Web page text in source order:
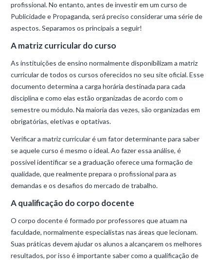
profissional. No entanto, antes de investir em um curso de
Publicidade e Propaganda, será preciso considerar uma série de
aspectos. Separamos os principais a seguir!
A matriz curricular do curso
As instituições de ensino normalmente disponibilizam a matriz
curricular de todos os cursos oferecidos no seu site oficial. Esse
documento determina a carga horária destinada para cada
disciplina e como elas estão organizadas de acordo com o
semestre ou módulo. Na maioria das vezes, são organizadas em
obrigatórias, eletivas e optativas.
Verificar a matriz curricular é um fator determinante para saber
se aquele curso é mesmo o ideal. Ao fazer essa análise, é
possível identificar se a graduação oferece uma formação de
qualidade, que realmente prepara o profissional para as
demandas e os desafios do mercado de trabalho.
A qualificação do corpo docente
O corpo docente é formado por professores que atuam na
faculdade, normalmente especialistas nas áreas que lecionam.
Suas práticas devem ajudar os alunos a alcançarem os melhores
resultados, por isso é importante saber como a qualificação de